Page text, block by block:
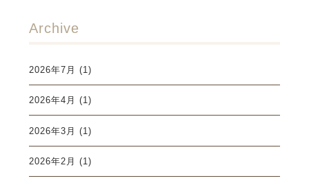
Archive
2026年7月 (1)
2026年4月 (1)
2026年3月 (1)
2026年2月 (1)